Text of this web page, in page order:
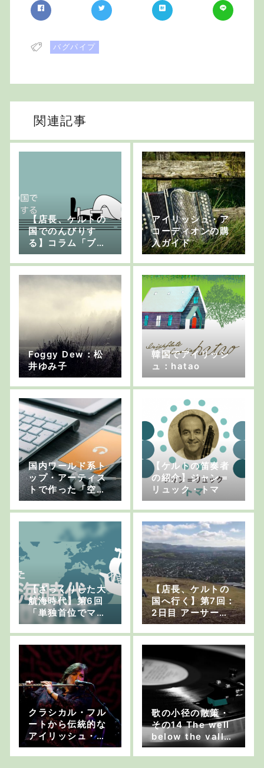
バグパイプ
関連記事
【店長、ケルトの
国でのんびりす
る】コラム「ブル
ターニュ音楽って
どんなものなんだ
い？」【3日目は
なんにもしません
アイリッシュ・ア
コーディオンの購
入ガイド
Foggy Dew：松
井ゆみ子
韓国でアイリッシ
ュ：hatao
国内ワールド系ト
ップ・アーティス
トで作った「空想
民族音楽」がスト
リーミング・サー
ビスに公開されま
【ケルトの笛奏者
の紹介】ジャン＝
リュック・トマ
【ざっくりした大
航海時代】第6回
「単独首位でマジ
ック点灯」
【店長、ケルトの
国へ行く】第7回：
2日目 アーサーの
玉座はピクニック
スポット【市内に
そびえ立つ素敵な
丘】
クラシカル・フル
ートから伝統的な
アイリッシュ・フ
ルートへの乗り換
え
歌の小径の散策・
その14 The well
below the valle
y：おおしまゆたか